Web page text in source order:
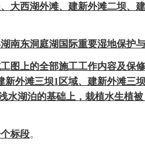
大西湖外滩、建新外滩二坝、
南东洞庭湖国际重要湿地保护
图上的全部施工工作内容及保
新外滩三坝1区域、建新外滩三
水湖泊的基础上，栽植水生植
标段。